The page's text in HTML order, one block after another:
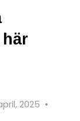
2025 •